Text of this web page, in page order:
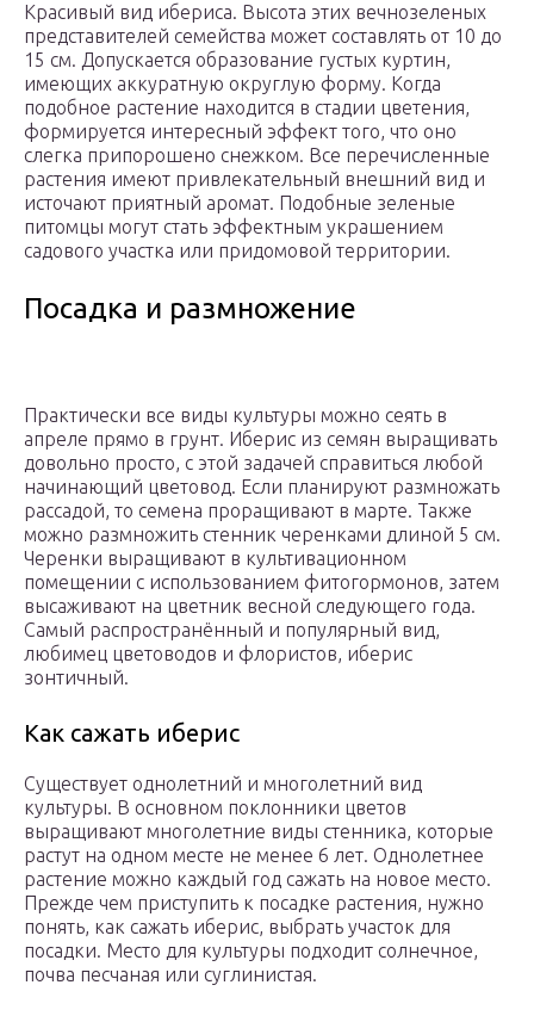
Красивый вид ибериса. Высота этих вечнозеленых
представителей семейства может составлять от 10 до
15 см. Допускается образование густых куртин,
имеющих аккуратную округлую форму. Когда
подобное растение находится в стадии цветения,
формируется интересный эффект того, что оно
слегка припорошено снежком. Все перечисленные
растения имеют привлекательный внешний вид и
источают приятный аромат. Подобные зеленые
питомцы могут стать эффектным украшением
садового участка или придомовой территории.
Посадка и размножение
Практически все виды культуры можно сеять в
апреле прямо в грунт. Иберис из семян выращивать
довольно просто, с этой задачей справиться любой
начинающий цветовод. Если планируют размножать
рассадой, то семена проращивают в марте. Также
можно размножить стенник черенками длиной 5 см.
Черенки выращивают в культивационном
помещении с использованием фитогормонов, затем
высаживают на цветник весной следующего года.
Самый распространённый и популярный вид,
любимец цветоводов и флористов, иберис
зонтичный.
Как сажать иберис
Существует однолетний и многолетний вид
культуры. В основном поклонники цветов
выращивают многолетние виды стенника, которые
растут на одном месте не менее 6 лет. Однолетнее
растение можно каждый год сажать на новое место.
Прежде чем приступить к посадке растения, нужно
понять, как сажать иберис, выбрать участок для
посадки. Место для культуры подходит солнечное,
почва песчаная или суглинистая.